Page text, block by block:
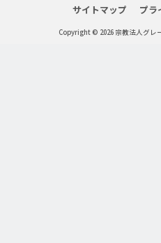
サイトマップ プラ
Copyright © 2026 宗教法人グレ